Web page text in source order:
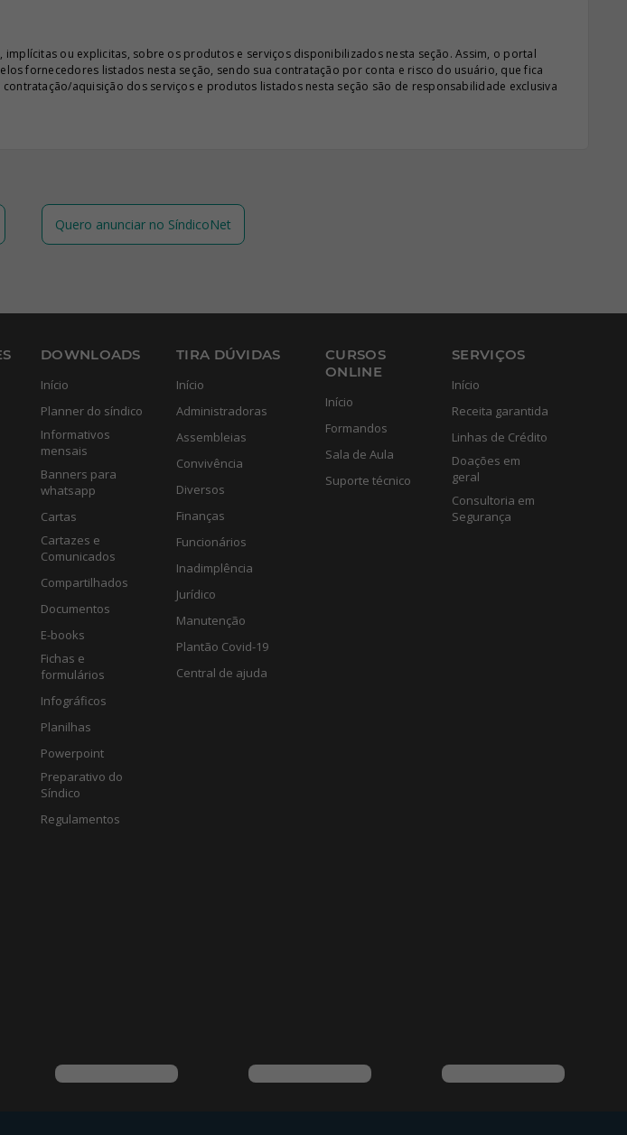
ou explicitas, sobre os produtos e serviços disponibilizados nesta seção. Assim, o portal
fornecedores listados nesta seção, sendo sua contratação por conta e risco do usuário, que fica
aquisição dos serviços e produtos listados nesta seção são de responsabilidade exclusiva
Quero anunciar no SíndicoNet
DOWNLOADS
Início
Planner do síndico
Informativos
mensais
Banners para
whatsapp
Cartas
Cartazes e
Comunicados
Compartilhados
Documentos
E-books
Fichas e
formulários
Infográficos
Planilhas
Powerpoint
Preparativo do
Síndico
Regulamentos
TIRA DÚVIDAS
Início
Administradoras
Assembleias
Convivência
Diversos
Finanças
Funcionários
Inadimplência
Jurídico
Manutenção
Plantão Covid-19
Central de ajuda
CURSOS
ONLINE
Início
Formandos
Sala de Aula
Suporte técnico
SERVIÇOS
Início
Receita garantida
Linhas de Crédito
Doações em
geral
Consultoria em
Segurança